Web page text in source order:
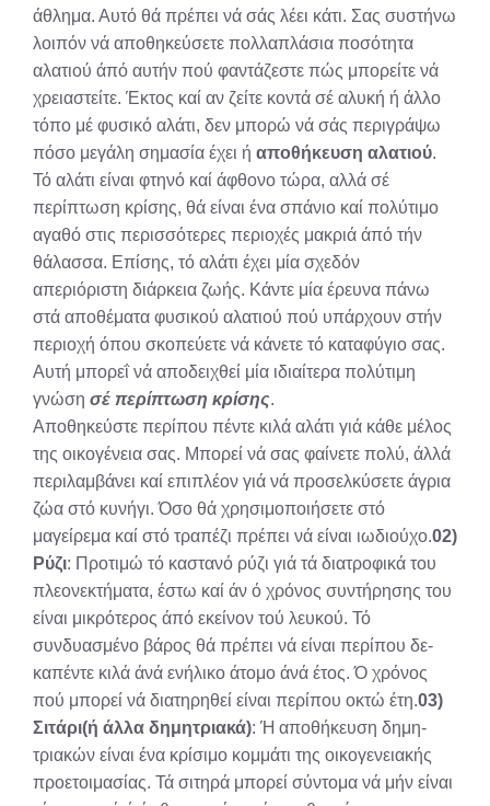
άθλημα. Αυτό θά πρέπει νά σάς λέει κάτι. Σας συστήνω
λοιπόν νά αποθηκεύσετε πολλαπλάσια ποσότητα
αλατιού άπό αυτήν πού φαντάζεστε πώς μπορείτε νά
χρειαστείτε. Έκτος καί αν ζείτε κοντά σέ αλυκή ή άλλο
τόπο μέ φυσικό αλάτι, δεν μπορώ νά σάς περιγράψω
πόσο μεγάλη σημασία έχει ή αποθήκευση αλατιού.
Τό αλάτι είναι φτηνό καί άφθονο τώρα, αλλά σέ
περίπτωση κρίσης, θά είναι ένα σπάνιο καί πολύτιμο
αγαθό στις περισσότερες περιοχές μακριά άπό τήν
θάλασσα. Επίσης, τό αλάτι έχει μία σχεδόν
απεριόριστη διάρκεια ζωής. Κάντε μία έρευνα πάνω
στά αποθέματα φυσικού αλατιού πού υπάρχουν στήν
περιοχή όπου σκοπεύετε νά κάνετε τό καταφύγιο σας.
Αυτή μπορεΐ νά αποδειχθεί μία ιδιαίτερα πολύτιμη
γνώση σέ πε­ρίπτωση κρίσης.
Αποθηκεύστε περίπου πέντε κιλά αλάτι γιά κάθε μέλος
της οικογένεια σας. Μπορεί νά σας φαίνετε πολύ, άλλά
πε­ριλαμβάνει καί επιπλέον γιά νά προσελκύσετε άγρια
ζώα στό κυνήγι. Όσο θά χρησιμοποιήσετε στό
μαγείρεμα καί στό τραπέζι πρέπει νά είναι ιωδιούχο.02)
Ρύζι: Προτιμώ τό καστανό ρύζι γιά τά διατροφικά του
πλεονεκτήματα, έστω καί άν ό χρόνος συντήρη­σης του
είναι μικρότερος άπό εκείνον τού λευκού. Τό
συνδυασμένο βάρος θά πρέπει νά είναι περίπου δε­
καπέντε κιλά άνά ενήλικο άτομο άνά έτος. Ό χρόνος
πού μπορεί νά διατηρηθεί είναι περίπου οκτώ έτη.03)
Σιτάρι(ή άλλα δημητριακά): Ή αποθήκευση δημη­
τριακών είναι ένα κρίσιμο κομμάτι της οικογενειακής
προετοιμασίας. Τά σιτηρά μπορεί σύντομα νά μήν είναι